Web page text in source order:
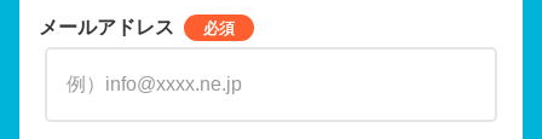
メールアドレス